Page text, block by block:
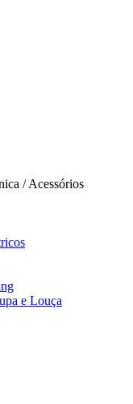
/ Acessórios
e Louça